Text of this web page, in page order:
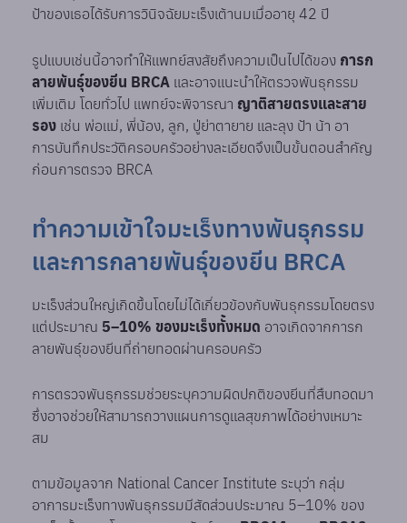
ป้าของเธอได้รับการวินิจฉัยมะเร็งเต้านมเมื่ออายุ 42 ปี
รูปแบบเช่นนี้อาจทำให้แพทย์สงสัยถึงความเป็นไปได้ของ การก
ลายพันธุ์ของยีน BRCA และอาจแนะนำให้ตรวจพันธุกรรม
เพิ่มเติม โดยทั่วไป แพทย์จะพิจารณา ญาติสายตรงและสาย
รอง เช่น พ่อแม่, พี่น้อง, ลูก, ปู่ย่าตายาย และลุง ป้า น้า อา
การบันทึกประวัติครอบครัวอย่างละเอียดจึงเป็นขั้นตอนสำคัญ
ก่อนการตรวจ BRCA
ทำความเข้าใจมะเร็งทางพันธุกรรม
และการกลายพันธุ์ของยีน BRCA
มะเร็งส่วนใหญ่เกิดขึ้นโดยไม่ได้เกี่ยวข้องกับพันธุกรรมโดยตรง
แต่ประมาณ 5–10% ของมะเร็งทั้งหมด อาจเกิดจากการก
ลายพันธุ์ของยีนที่ถ่ายทอดผ่านครอบครัว
การตรวจพันธุกรรมช่วยระบุความผิดปกติของยีนที่สืบทอดมา
ซึ่งอาจช่วยให้สามารถวางแผนการดูแลสุขภาพได้อย่างเหมาะ
สม
ตามข้อมูลจาก National Cancer Institute ระบุว่า กลุ่ม
อาการมะเร็งทางพันธุกรรมมีสัดส่วนประมาณ 5–10% ของ